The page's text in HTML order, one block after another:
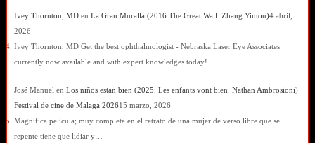
Ivey Thornton, MDen La Gran Muralla (2016 The Great Wall. Zhang Yimou)4 abril,
2026
Ivey Thornton, MD Get the best ophthalmologist - Nebraska Laser Eye Associates
currently now available and with expert knowledges today!
José Manuel en Los niños estan bien (2025. Les enfants vont bien. Nathan Ambrosioni)
Festival de cine de Malaga 202615 marzo, 2026
Magnífica película; muy completa en el retrato de una mujer de verso libre que se
repente tiene que lidiar y…